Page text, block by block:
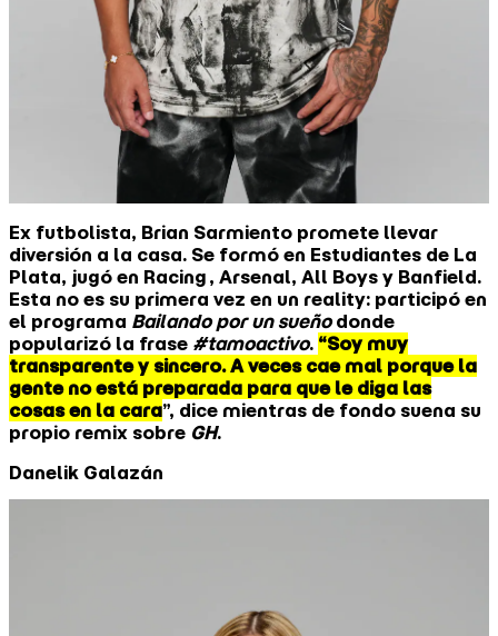
Ex futbolista, Brian Sarmiento promete llevar
diversión a la casa. Se formó en Estudiantes de La
Plata, jugó en Racing, Arsenal, All Boys y Banfield.
Esta no es su primera vez en un reality: participó en
el programa Bailando por un sueñodonde
popularizó la frase #tamoactivo. “Soy muy
transparente y sincero. A veces cae mal porque la
gente no está preparada para que le diga las
cosas en la cara”, dice mientras de fondo suena su
propio remix sobre GH.
Danelik Galazán